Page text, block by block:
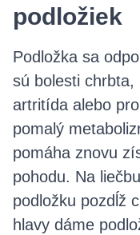
podložiek
Podložka sa
sú bolesti chrbta,
artritída alebo
pomalý
pomáha znovu
pohodu. Na
podložku pozdĺž
hlavy dáme